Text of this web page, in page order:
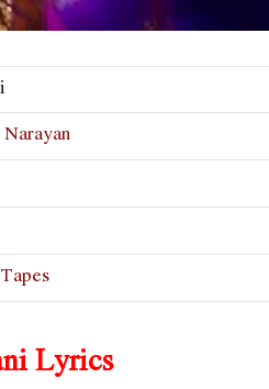
Lyrics